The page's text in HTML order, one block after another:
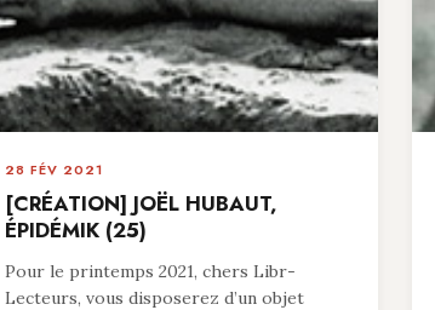
28 FÉV 2021
[CRÉATION] JOËL HUBAUT,
ÉPIDÉMIK (25)
Pour le printemps 2021, chers Libr-
Lecteurs, vous disposerez d’un objet